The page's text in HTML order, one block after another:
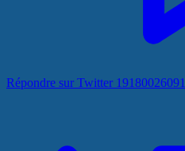
Répondre sur Twitter